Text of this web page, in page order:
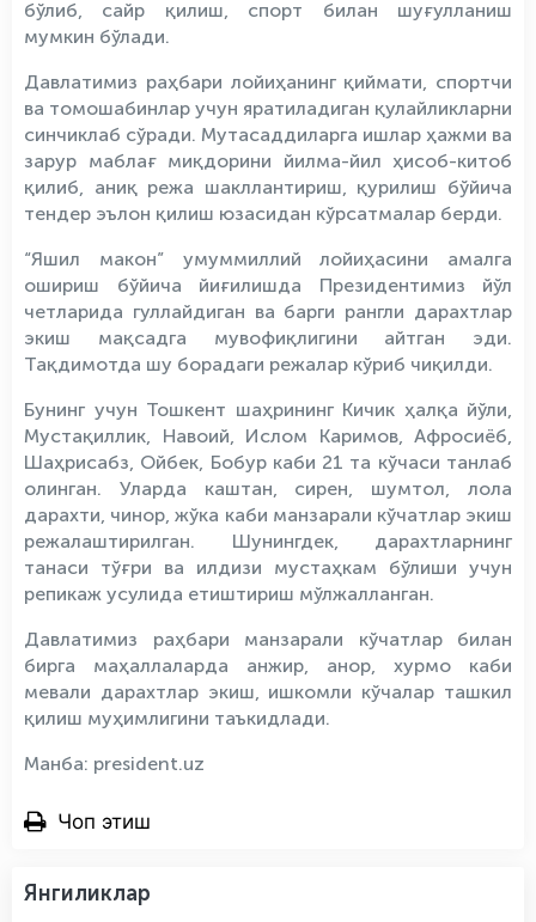
бўлиб, сайр қилиш, спорт билан шуғулланиш
мумкин бўлади.
Давлатимиз раҳбари лойиҳанинг қиймати, спортчи
ва томошабинлар учун яратиладиган қулайликларни
синчиклаб сўради. Мутасаддиларга ишлар ҳажми ва
зарур маблағ миқдорини йилма-йил ҳисоб-китоб
қилиб, аниқ режа шакллантириш, қурилиш бўйича
тендер эълон қилиш юзасидан кўрсатмалар берди.
“Яшил макон” умуммиллий лойиҳасини амалга
ошириш бўйича йиғилишда Президентимиз йўл
четларида гуллайдиган ва барги рангли дарахтлар
экиш мақсадга мувофиқлигини айтган эди.
Тақдимотда шу борадаги режалар кўриб чиқилди.
Бунинг учун Тошкент шаҳрининг Кичик ҳалқа йўли,
Мустақиллик, Навоий, Ислом Каримов, Афросиёб,
Шаҳрисабз, Ойбек, Бобур каби 21 та кўчаси танлаб
олинган. Уларда каштан, сирен, шумтол, лола
дарахти, чинор, жўка каби манзарали кўчатлар экиш
режалаштирилган. Шунингдек, дарахтларнинг
танаси тўғри ва илдизи мустаҳкам бўлиши учун
репикаж усулида етиштириш мўлжалланган.
Давлатимиз раҳбари манзарали кўчатлар билан
бирга маҳаллаларда анжир, анор, хурмо каби
мевали дарахтлар экиш, ишкомли кўчалар ташкил
қилиш муҳимлигини таъкидлади.
Манба: president.uz
Чоп этиш
Янгиликлар